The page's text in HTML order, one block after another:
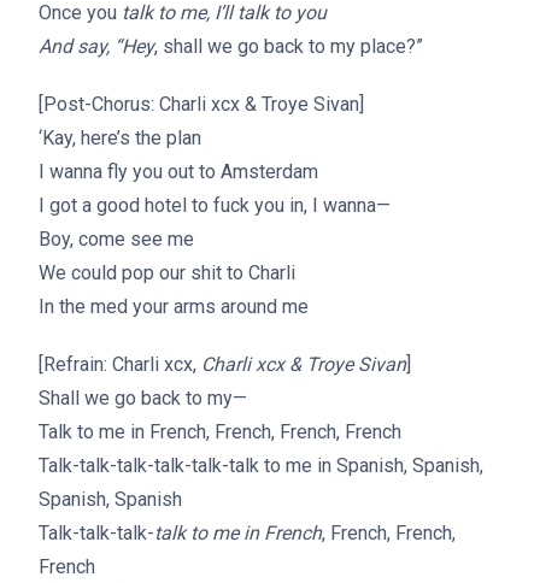
Once you talk to me, I’ll talk to you
And say, “Hey, shall we go back to my place?”
[Post-Chorus: Charli xcx & Troye Sivan]
‘Kay, here’s the plan
I wanna fly you out to Amsterdam
I got a good hotel to fuck you in, I wanna—
Boy, come see me
We could pop our shit to Charli
In the med your arms around me
[Refrain: Charli xcx, Charli xcx & Troye Sivan]
Shall we go back to my—
Talk to me in French, French, French, French
Talk-talk-talk-talk-talk-talk to me in Spanish, Spanish,
Spanish, Spanish
Talk-talk-talk-talk to me in French, French, French,
French